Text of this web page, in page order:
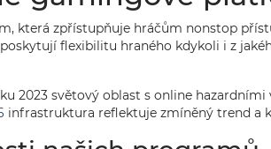
která zpřístupňuje hráčům nonstop
flexibilitu hraného kdykoli i z
2023 světový oblast s online
infrastruktura reflektuje zmíněný trend a